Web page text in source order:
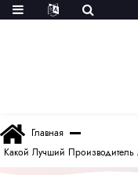
Главная
Какой Лучший